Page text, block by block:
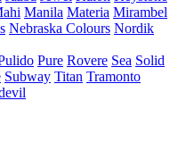
Manila Materia Mirambel
Nebraska Colours Nordik
Pure Rovere Sea Solid
Subway Titan Tramonto